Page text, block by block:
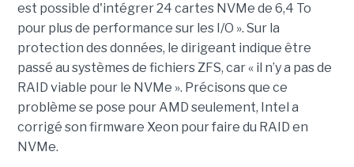
est possible d'intégrer 24 cartes NVMe de 6,4 To
pour plus de performance sur les I/O ». Sur la
protection des données, le dirigeant indique être
passé au systèmes de fichiers ZFS, car « il n’y a pas de
RAID viable pour le NVMe ». Précisons que ce
problème se pose pour AMD seulement, Intel a
corrigé son firmware Xeon pour faire du RAID en
NVMe.